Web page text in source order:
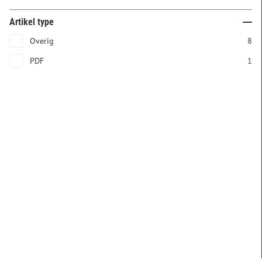
Artikel type
Overig
8
PDF
1